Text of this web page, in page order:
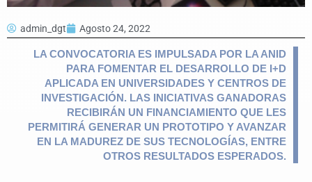
admin_dgt Agosto 24, 2022
LA CONVOCATORIA ES IMPULSADA POR LA ANID
PARA FOMENTAR EL DESARROLLO DE I+D
APLICADA EN UNIVERSIDADES Y CENTROS DE
INVESTIGACIÓN. LAS INICIATIVAS GANADORAS
RECIBIRÁN UN FINANCIAMIENTO QUE LES
PERMITIRÁ GENERAR UN PROTOTIPO Y AVANZAR
EN LA MADUREZ DE SUS TECNOLOGÍAS, ENTRE
OTROS RESULTADOS ESPERADOS.